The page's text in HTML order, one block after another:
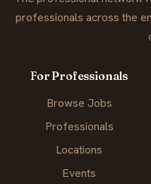
professionals across the
For Professionals
Browse Jobs
Professionals
Locations
Events